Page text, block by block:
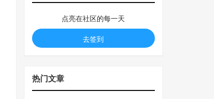
点亮在社区的每一天
去签到
热门文章